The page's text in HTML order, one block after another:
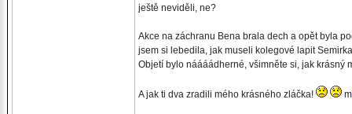
ještě neviděli, ne?
Akce na záchranu Bena brala dech a opět byla
jsem si lebedila, jak museli kolegové lapit
Objetí bylo náááádherné, všimněte si, jak krásný
A jak ti dva zradili mého krásného zláčka!